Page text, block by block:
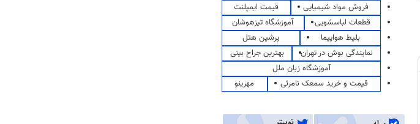
فروش مواد شیمیایی
قیمت ایمپلنت
قطعات لباسشویی
آموزشگاه تیزهوشان
بلیط هواپیما
پرشین هتل
نمایندگی بوش در تهران
بهترین جراح بینی
آموزشگاه زبان ملل
قیمت و خرید سمعک نامرئی
مهرینو